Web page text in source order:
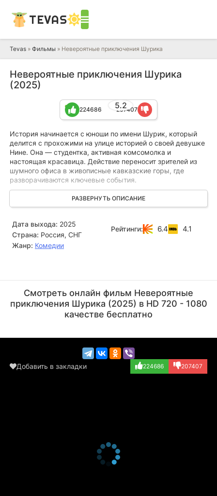
TEVAS
Tevas » Фильмы » Невероятные приключения Шурика
Невероятные приключения Шурика
(2025)
5.2
224686 207407
История начинается с юноши по имени Шурик, который
делится с прохожими на улице историей о своей девушке
Нине. Она — студентка, активная комсомолка и
настоящая красавица. Действие переносит зрителей из
шумного офиса в живописные кавказские горы, где
разворачиваются ключевые события.
Главные герои объединяются, чтобы вывести на чистую
воду нечестного товарища Саахова. Для этого они
обещает быть захватывающим. Их приключение
наполнено юмором и неожиданными поворотами.
РАЗВЕРНУТЬ ОПИСАНИЕ
Дата выхода: 2025
Страна: Россия, СНГ
Жанр: Комедии
Рейтинги: 6.4 4.1
(заключённый)
Смотреть онлайн фильм Невероятные
приключения Шурика (2025) в HD 720 - 1080
качестве бесплатно
Добавить в закладки 224686 207407